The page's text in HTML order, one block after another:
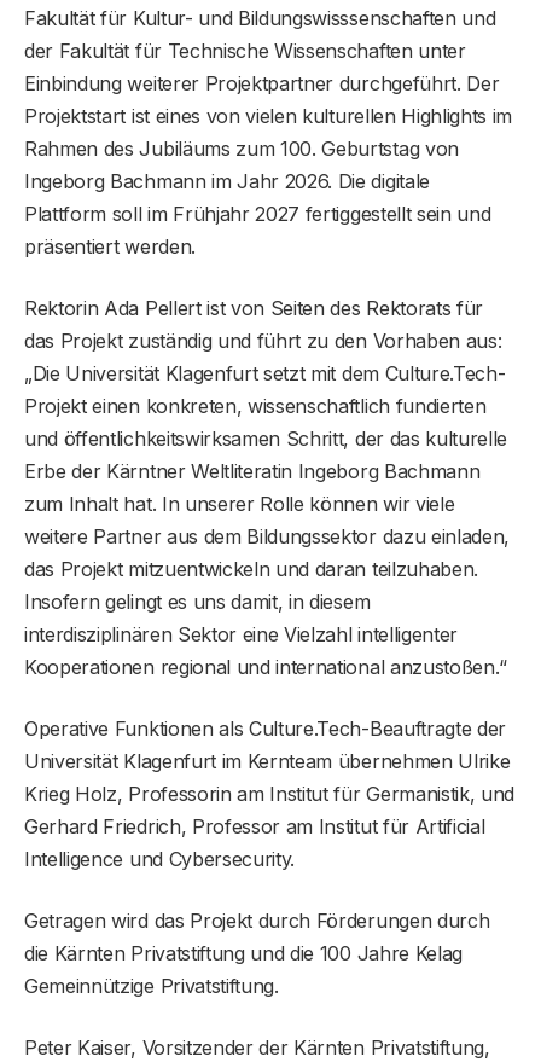
Fakultät für Kultur- und Bildungswisssenschaften und
der Fakultät für Technische Wissenschaften unter
Einbindung weiterer Projektpartner durchgeführt. Der
Projektstart ist eines von vielen kulturellen Highlights im
Rahmen des Jubiläums zum 100. Geburtstag von
Ingeborg Bachmann im Jahr 2026. Die digitale
Plattform soll im Frühjahr 2027 fertiggestellt sein und
präsentiert werden.
Rektorin Ada Pellert ist von Seiten des Rektorats für
das Projekt zuständig und führt zu den Vorhaben aus:
„Die Universität Klagenfurt setzt mit dem Culture.Tech-
Projekt einen konkreten, wissenschaftlich fundierten
und öffentlichkeitswirksamen Schritt, der das kulturelle
Erbe der Kärntner Weltliteratin Ingeborg Bachmann
zum Inhalt hat. In unserer Rolle können wir viele
weitere Partner aus dem Bildungssektor dazu einladen,
das Projekt mitzuentwickeln und daran teilzuhaben.
Insofern gelingt es uns damit, in diesem
interdisziplinären Sektor eine Vielzahl intelligenter
Kooperationen regional und international anzustoßen.“
Operative Funktionen als Culture.Tech-Beauftragte der
Universität Klagenfurt im Kernteam übernehmen Ulrike
Krieg Holz, Professorin am Institut für Germanistik, und
Gerhard Friedrich, Professor am Institut für Artificial
Intelligence und Cybersecurity.
Getragen wird das Projekt durch Förderungen durch
die Kärnten Privatstiftung und die 100 Jahre Kelag
Gemeinnützige Privatstiftung.
Peter Kaiser, Vorsitzender der Kärnten Privatstiftung,